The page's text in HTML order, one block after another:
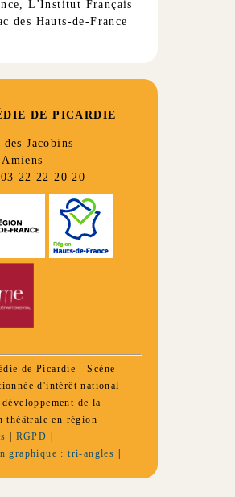
L'Institut Français
des Hauts-de-France
DE PICARDIE
Jacobins
22 22 20 20
de Picardie - Scène
d'intérêt national
de la
théâtrale en région
| RGPD |
graphique : tri-angles |